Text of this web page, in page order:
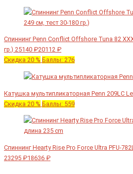
Спиннинг Penn Conflict Offshore Tuna 82
гр.) 25140 ₽20112 ₽
Скидка 20 % Баллы: 276
Катушка мультипликаторная Penn 209LC
Скидка 20 % Баллы: 559
Спиннинг Hearty Rise Pro Force Ultra PFU-
23295 ₽18636 ₽